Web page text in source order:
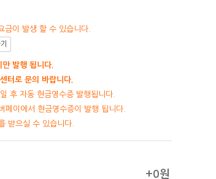
금이 발생 할 수 있습니다.
발행 됩니다.
터로 문의 바랍니다.
후 자동 현금영수증 발행됩니다.
이에서 현금영수증이 발행 됩니다.
받으실 수 있습니다.
+0원